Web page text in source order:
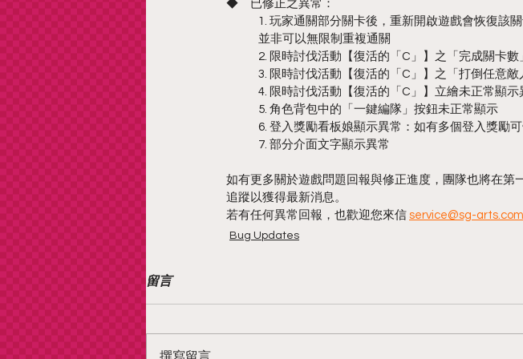
◆　已修正之異常：
1. 玩家通關部分關卡後，重新開啟遊戲會恢復該
並非可以無限制重複通關
2. 限時討伐活動【復活的「C」】之「完成關卡數
3. 限時討伐活動【復活的「C」】之「打倒任意敵
4. 限時討伐活動【復活的「C」】立繪未正常顯示
5. 角色背包中的「一鍵編隊」按鈕未正常顯示
6. 登入獎勵看板娘顯示異常：如有多個登入獎勵
7. 部分介面文字顯示異常
如有更多關於遊戲問題回報與修正進度，團隊也將在
追蹤以獲得最新消息。
若有任何異常回報，也歡迎您來信 service@sg-arts.com
Bug Updates
留言